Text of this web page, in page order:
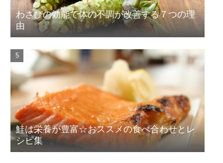
わさびの効能で体の不調が改善する７つの理
由
鮭は栄養が豊富☆おススメの食べ合わせとレ
シピ集